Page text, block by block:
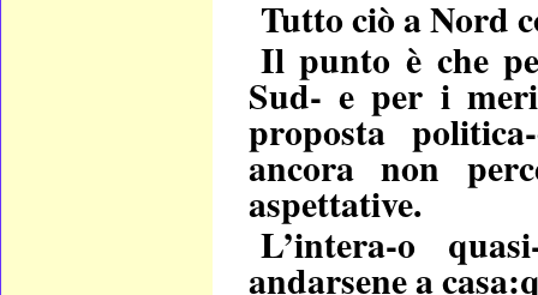
Tutto ciò a Nord
Il punto è che
Sud- e per i
proposta
ancora non
aspettative.
L’intera-o
andarsene a